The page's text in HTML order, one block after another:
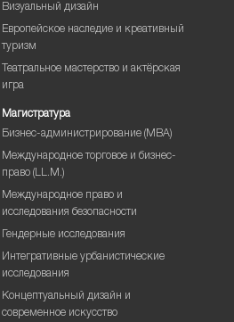
Визуальный дизайн
Европейское наследие и креативный
туризм
Театральное мастерство и актёрская
игра
Магистратура
Бизнес-администрирование (MBA)
Международное торговое и бизнес-
право (LL.M.)
Международное право и
исследования безопасности
Гендерные исследования
Интегративные урбанистические
исследования
Концептуальный дизайн и
современное искусство